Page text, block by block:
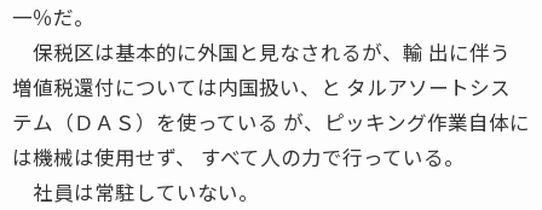
一％だ。
保税区は基本的に外国と見なされるが、輸 出に伴う
増値税還付については内国扱い、と タルアソートシス
テム（ＤＡＳ）を使っている が、ピッキング作業自体に
は機械は使用せず、 すべて人の力で行っている。
社員は常駐していない。